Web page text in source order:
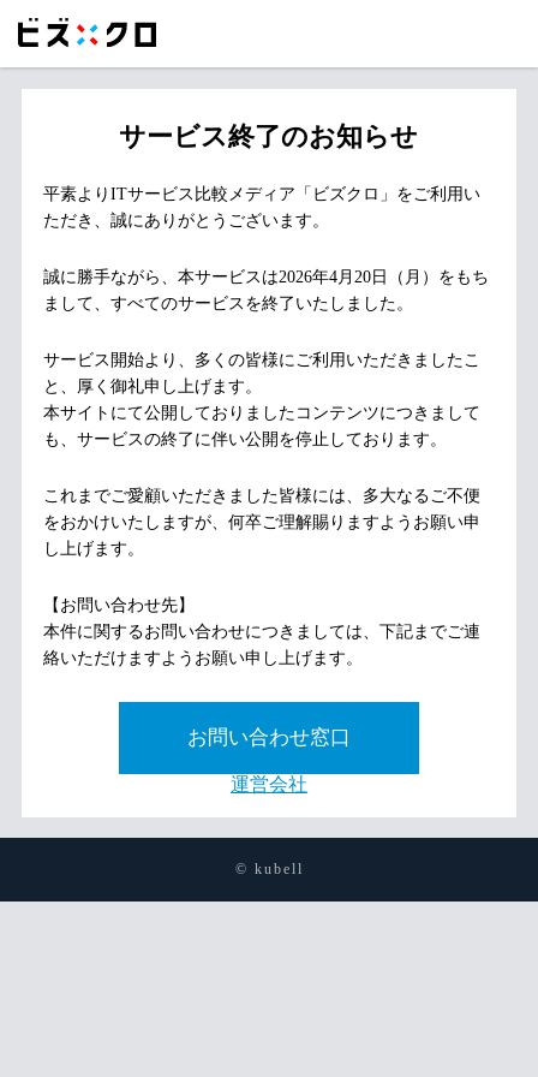
サービス終了のお知らせ
平素よりITサービス比較メディア「ビズクロ」をご利用い
ただき、誠にありがとうございます。
誠に勝手ながら、本サービスは2026年4月20日（月）をもち
まして、すべてのサービスを終了いたしました。
サービス開始より、多くの皆様にご利用いただきましたこ
と、厚く御礼申し上げます。
本サイトにて公開しておりましたコンテンツにつきまして
も、サービスの終了に伴い公開を停止しております。
これまでご愛顧いただきました皆様には、多大なるご不便
をおかけいたしますが、何卒ご理解賜りますようお願い申
し上げます。
【お問い合わせ先】
本件に関するお問い合わせにつきましては、下記までご連
絡いただけますようお願い申し上げます。
お問い合わせ窓口
運営会社
© kubell